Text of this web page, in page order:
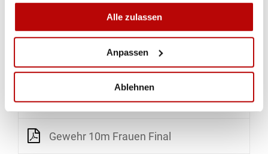
Alle zulassen
Anpassen
Ablehnen
Gewehr 50m Dreistellung Frauen Match 2 Qualifikation
Gewehr 50m Dreistellung Frauen Final
Gewehr 10m Frauen Qualifikation Match 2
Gewehr 10m Frauen Final